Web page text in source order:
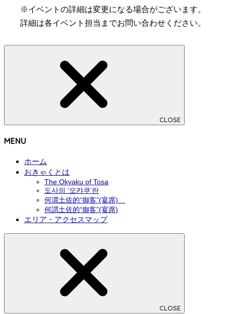
※イベントの詳細は変更になる場合がございます。
詳細は各イベント担当までお問い合わせください。
CLOSE
MENU
ホーム
おきゃくとは
The Okyaku of Tosa
도사의 ‘오캬쿠’란
何谓土佐的“御客”(宴席)
何謂土佐的“御客”(宴席)
エリア・アクセスマップ
CLOSE